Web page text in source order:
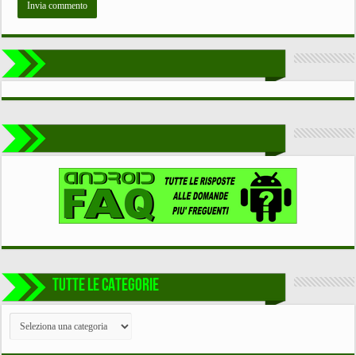
TUTTE LE CATEGORIE
TUTTE
CATEGORIE